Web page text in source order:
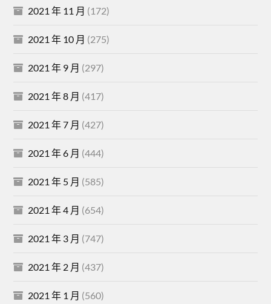
2021 年 11 月 (172)
2021 年 10 月 (275)
2021 年 9 月 (297)
2021 年 8 月 (417)
2021 年 7 月 (427)
2021 年 6 月 (444)
2021 年 5 月 (585)
2021 年 4 月 (654)
2021 年 3 月 (747)
2021 年 2 月 (437)
2021 年 1 月 (560)